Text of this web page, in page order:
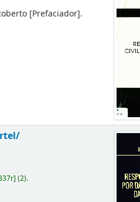
[Prefaciador].
](2).